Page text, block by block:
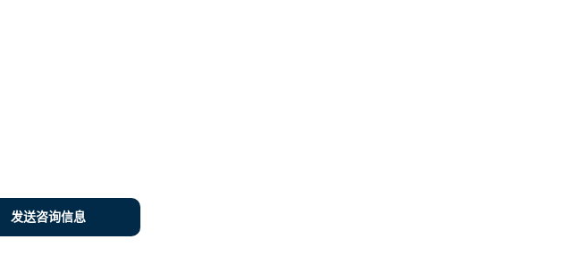
发送咨询信息